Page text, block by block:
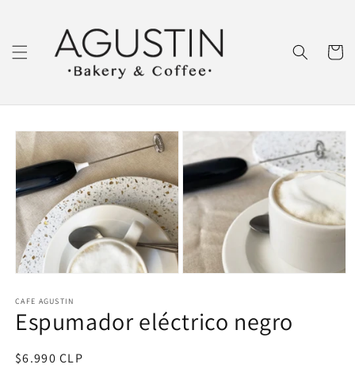
al contenido
Carrito
directamente
a la
información
del producto
CAFE AGUSTIN
Espumador eléctrico negro
Precio
$6.990 CLP